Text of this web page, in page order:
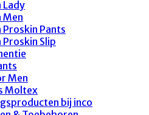
Lady
Men
Proskin Pants
Proskin Slip
Men
Moltex
bij inco